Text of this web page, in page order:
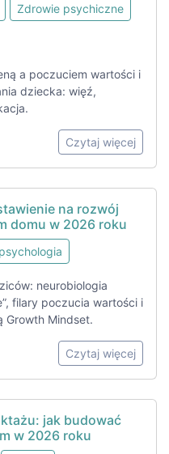
Zdrowie psychiczne
a poczuciem wartości i
dziecka: więź,
Czytaj więcej
na rozwój
domu w 2026 roku
psychologia
neurobiologia
filary poczucia wartości i
Growth Mindset.
Czytaj więcej
jak budować
w 2026 roku